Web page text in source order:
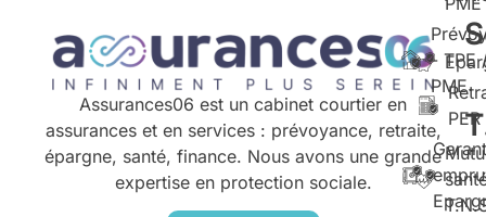
Assurances06 est un cabinet courtier en
assurances et en services : prévoyance, retraite,
épargne, santé, finance. Nous avons une grande
expertise en protection sociale.
- TPE
PME
PER